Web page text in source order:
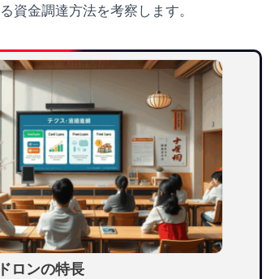
資金調達方法を考察します。
ロンの特長